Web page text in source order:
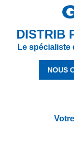
DISTRIB
Le spécialiste
NOUS